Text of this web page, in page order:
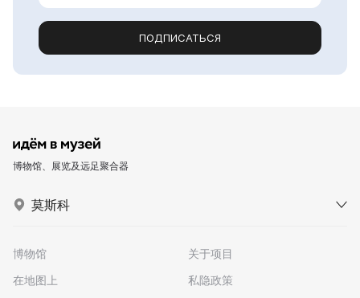
ПОДПИСАТЬСЯ
博物馆、展览及远足聚合器
莫斯科
博物馆
在地图上
关于项目
私隐政策